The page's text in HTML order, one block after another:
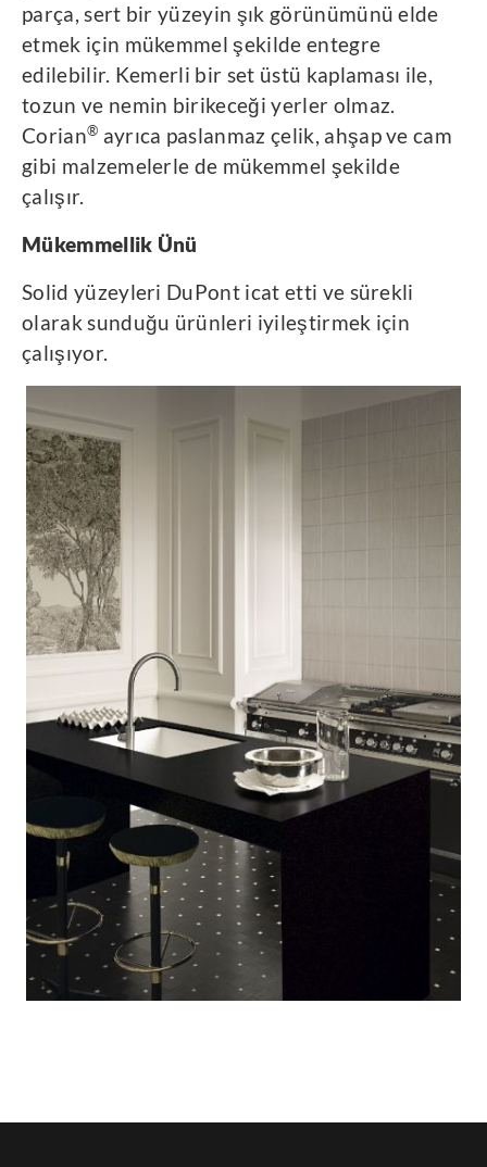
parça, sert bir yüzeyin şık görünümünü elde
etmek için mükemmel şekilde entegre
edilebilir. Kemerli bir set üstü kaplaması ile,
tozun ve nemin birikeceği yerler olmaz.
Corian® ayrıca paslanmaz çelik, ahşap ve cam
gibi malzemelerle de mükemmel şekilde
çalışır.
Mükemmellik Ünü
Solid yüzeyleri DuPont icat etti ve sürekli
olarak sunduğu ürünleri iyileştirmek için
çalışıyor.